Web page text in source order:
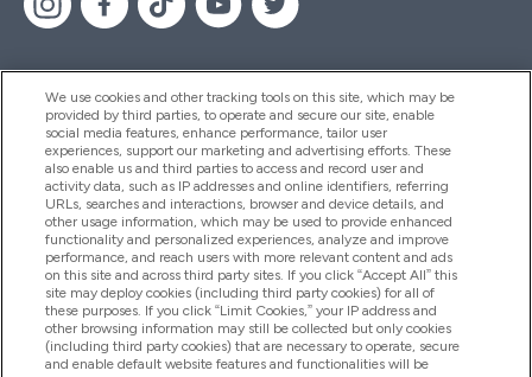
Βοήθεια & Πληροφορίες
Προϊόντα
Εταιρικές Πληροφορίες
Εκπτώσεις & Ανταμοιβές
We use cookies and other tracking tools on this site, which may be
provided by third parties, to operate and secure our site, enable
social media features, enhance performance, tailor user
experiences, support our marketing and advertising efforts. These
also enable us and third parties to access and record user and
activity data, such as IP addresses and online identifiers, referring
URLs, searches and interactions, browser and device details, and
other usage information, which may be used to provide enhanced
functionality and personalized experiences, analyze and improve
performance, and reach users with more relevant content and ads
on this site and across third party sites. If you click “Accept All” this
site may deploy cookies (including third party cookies) for all of
these purposes. If you click “Limit Cookies,” your IP address and
other browsing information may still be collected but only cookies
(including third party cookies) that are necessary to operate, secure
and enable default website features and functionalities will be